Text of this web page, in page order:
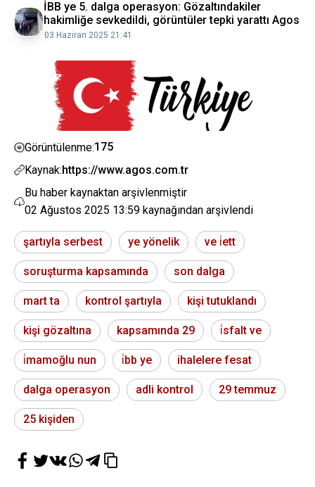
İBB ye 5. dalga operasyon: Gözaltındakiler
hakimliğe sevkedildi, görüntüler tepki yarattı Agos
03 Haziran 2025 21:41
Görüntülenme:175
Kaynak:https://www.agos.com.tr
Bu haber kaynaktan arşivlenmiştir
02 Ağustos 2025 13:59 kaynağından arşivlendi
şartıyla serbest ye yönelik ve i̇ett
soruşturma kapsamında son dalga
mart ta kontrol şartıyla kişi tutuklandı
kişi gözaltına kapsamında 29 i̇sfalt ve
i̇mamoğlu nun i̇bb ye ihalelere fesat
dalga operasyon adli kontrol 29 temmuz
25 kişiden